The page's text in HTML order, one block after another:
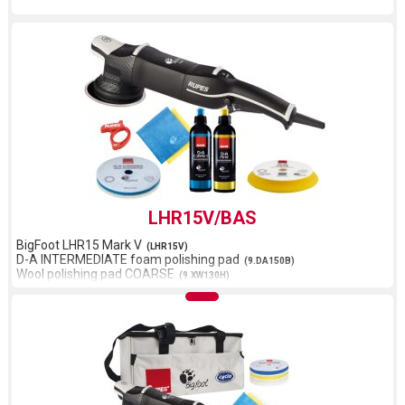
LHR15V/BAS
BigFoot LHR15 Mark V (LHR15V)
D-A INTERMEDIATE foam polishing pad (9.DA150B)
Wool polishing pad COARSE (9.XW130H)
D-A COARSE polishing compound (9.DACOARSE250)
Microfiber cloth Yellow (9.BF9060)
(9.Z1024)